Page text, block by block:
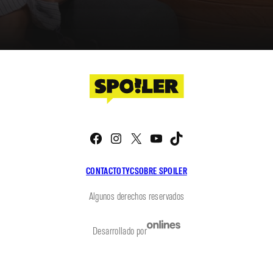
CONTACTOTYCSOBRE SPOILER
Facebook
Instagram
X YouTube
Algunos derechos reservados
Desarrollado por